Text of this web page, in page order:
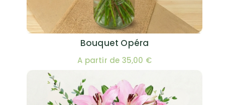
Bouquet Opéra
A partir de 35,00 €